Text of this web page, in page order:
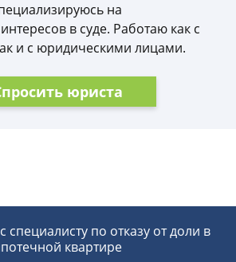
на
в суде. Работаю как с
и с юридическими лицами.
юриста
специалисту по отказу от доли в
квартире